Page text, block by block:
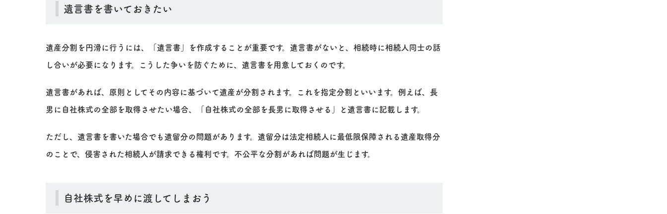
遺言書を書いておきたい
遺産分割を円滑に行うには、「遺言書」を作成することが重要です。遺言書がないと、相続時に相続人同士の話
し合いが必要になります。こうした争いを防ぐために、遺言書を用意しておくのです。
遺言書があれば、原則としてその内容に基づいて遺産が分割されます。これを指定分割といいます。例えば、長
男に自社株式の全部を取得させたい場合、「自社株式の全部を長男に取得させる」と遺言書に記載します。
ただし、遺言書を書いた場合でも遺留分の問題があります。遺留分は法定相続人に最低限保障される遺産取得分
のことで、侵害された相続人が請求できる権利です。不公平な分割があれば問題が生じます。
自社株式を早めに渡してしまおう